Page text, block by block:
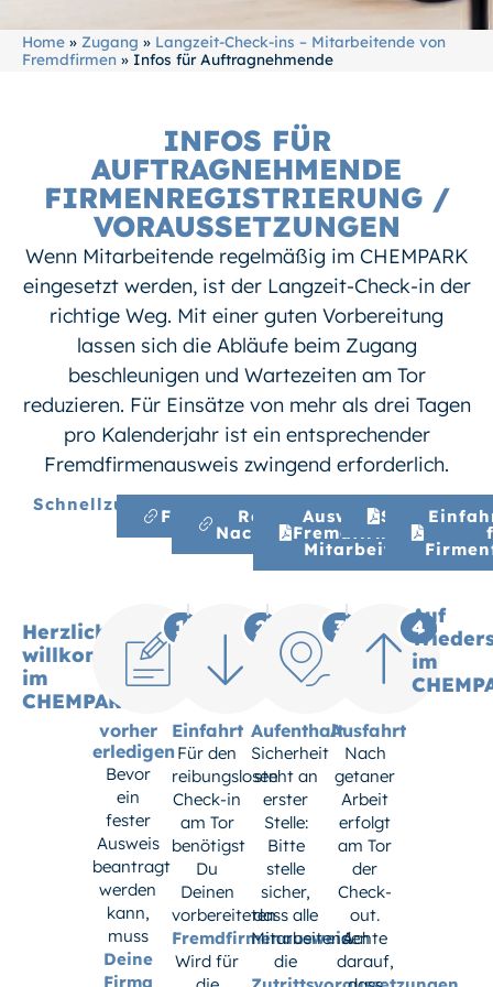
Home » Zugang » Langzeit-Check-ins – Mitarbeitende von
Fremdfirmen » Infos für Auftragnehmende
INFOS FÜR
AUFTRAGNEHMENDE
FIRMENREGISTRIERUNG /
VORAUSSETZUNGEN
Wenn Mitarbeitende regelmäßig im CHEMPARK
eingesetzt werden, ist der Langzeit-Check-in der
richtige Weg. Mit einer guten Vorbereitung
lassen sich die Abläufe beim Zugang
beschleunigen und Wartezeiten am Tor
reduzieren. Für Einsätze von mehr als drei Tagen
pro Kalenderjahr ist ein entsprechender
Fremdfirmenausweis zwingend erforderlich.
Schnellzugriff
Firmenregistrierung
Registrierung
Nachunternehmen
Ausweis für
Fremdfirmen-
Mitarbeiter
Herzlich
willkommen
im
CHEMPARK!
1
vorher
erledigen
Bevor
ein
fester
Ausweis
beantragt
werden
kann,
muss
Deine
Firma
2
Einfahrt
Für den
reibungslosen
Check-in
am Tor
benötigst
Du
Deinen
vorbereiteten
Fremdfirmenausweis.
Wird für
3
Aufenthalt
Sicherheit
steht an
erster
Stelle:
Bitte
stelle
sicher,
dass alle
Mitarbeitenden
die
4
Ausfahrt
Nach
getaner
Arbeit
erfolgt
am Tor
der
Check-
out.
Achte
darauf,
Auf
im